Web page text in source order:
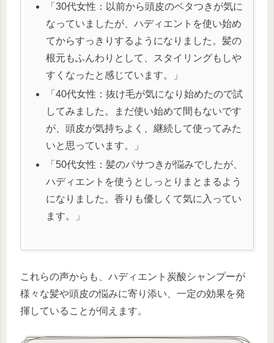
「30代女性：以前から頭皮のベタつきが気に
なっていましたが、ハディエントを使い始め
てからすっきりするようになりました。髪の
根元もふんわりとして、スタイリングもしや
すくなったと感じています。」
「40代女性：抜け毛が気になり始めたので試
してみました。まだ使い始めて間もないです
が、頭皮が気持ちよく、継続して使ってみた
いと思っています。」
「50代女性：髪のパサつきが悩みでしたが、
ハディエントを使うとしっとりまとまるよう
になりました。香りも優しくて気に入ってい
ます。」
これらの声からも、ハディエント炭酸シャンプーが
様々な髪や頭皮の悩みに寄り添い、一定の効果を発
揮していることが伺えます。